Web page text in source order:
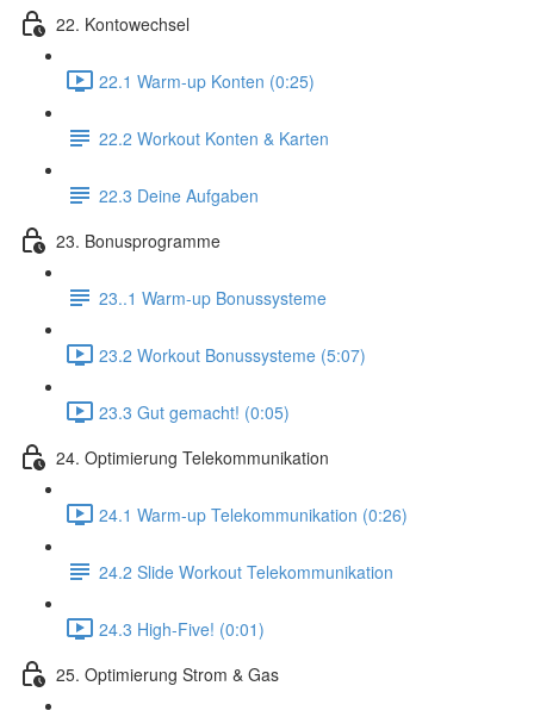
22. Kontowechsel
22.1 Warm-up Konten (0:25)
22.2 Workout Konten & Karten
22.3 Deine Aufgaben
23. Bonusprogramme
23..1 Warm-up Bonussysteme
23.2 Workout Bonussysteme (5:07)
23.3 Gut gemacht! (0:05)
24. Optimierung Telekommunikation
24.1 Warm-up Telekommunikation (0:26)
24.2 Slide Workout Telekommunikation
24.3 High-Five! (0:01)
25. Optimierung Strom & Gas